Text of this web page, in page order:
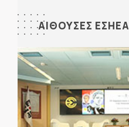
ΑΙΘΟΥΣΕΣ ΕΣΗΕΑ